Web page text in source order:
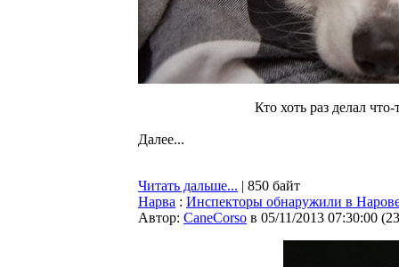
Кто хоть раз делал
Далее...
Читать дальше... | 850 байт
Нарва : Инспекторы обнаружили в
Автор: CaneCorso в 05/11/2013 07:30:00 (